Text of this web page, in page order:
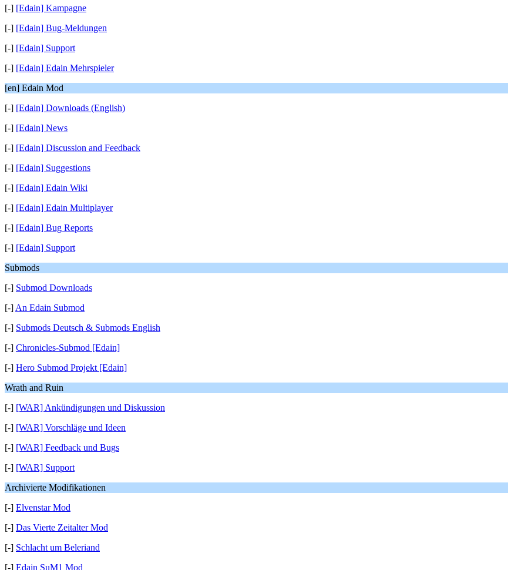
[-] [Edain] Kampagne
[-] [Edain] Bug-Meldungen
[-] [Edain] Support
[-] [Edain] Edain Mehrspieler
[en] Edain Mod
[-] [Edain] Downloads (English)
[-] [Edain] News
[-] [Edain] Discussion and Feedback
[-] [Edain] Suggestions
[-] [Edain] Edain Wiki
[-] [Edain] Edain Multiplayer
[-] [Edain] Bug Reports
[-] [Edain] Support
Submods
[-] Submod Downloads
[-] An Edain Submod
[-] Submods Deutsch & Submods English
[-] Chronicles-Submod [Edain]
[-] Hero Submod Projekt [Edain]
Wrath and Ruin
[-] [WAR] Ankündigungen und Diskussion
[-] [WAR] Vorschläge und Ideen
[-] [WAR] Feedback und Bugs
[-] [WAR] Support
Archivierte Modifikationen
[-] Elvenstar Mod
[-] Das Vierte Zeitalter Mod
[-] Schlacht um Beleriand
[-] Edain SuM1 Mod